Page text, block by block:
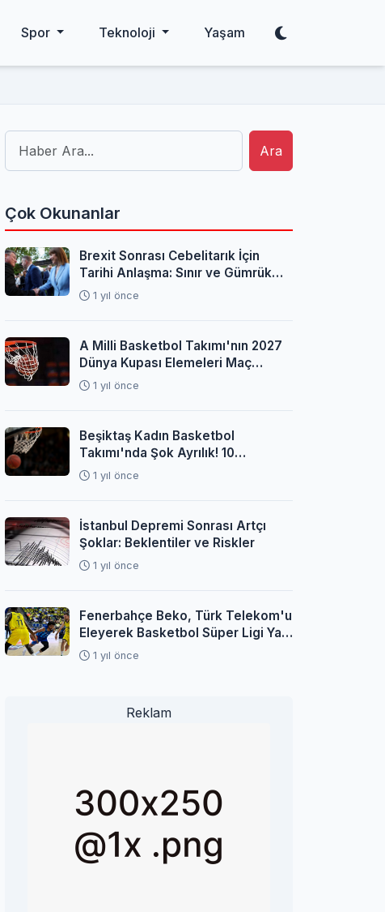
Spor Teknoloji Yaşam
Ara
Çok Okunanlar
Brexit Sonrası Cebelitarık İçin
Tarihi Anlaşma: Sınır ve Gümrük
Sorunları Çözüldü
1 yıl önce
A Milli Basketbol Takımı'nın 2027
Dünya Kupası Elemeleri Maç
Programı Açıklandı
1 yıl önce
Beşiktaş Kadın Basketbol
Takımı'nda Şok Ayrılık! 10
Oyuncuyla Yollar Ayrıldı
1 yıl önce
İstanbul Depremi Sonrası Artçı
Şoklar: Beklentiler ve Riskler
1 yıl önce
Fenerbahçe Beko, Türk Telekom'u
Eleyerek Basketbol Süper Ligi Yarı
Finaline Yükseldi
1 yıl önce
Reklam